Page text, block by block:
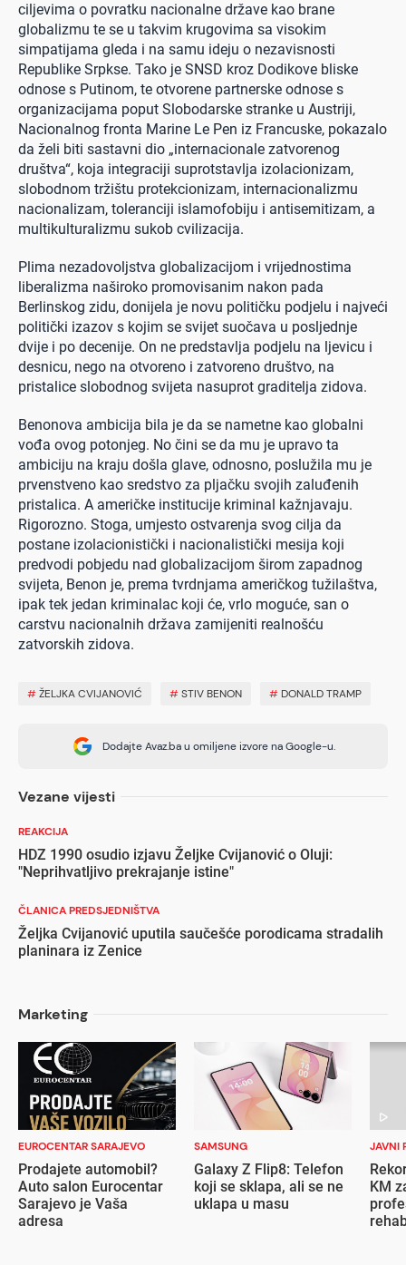
ciljevima o povratku nacionalne države kao brane
globalizmu te se u takvim krugovima sa visokim
simpatijama gleda i na samu ideju o nezavisnosti
Republike Srpkse. Tako je SNSD kroz Dodikove bliske
odnose s Putinom, te otvorene partnerske odnose s
organizacijama poput Slobodarske stranke u Austriji,
Nacionalnog fronta Marine Le Pen iz Francuske, pokazalo
da želi biti sastavni dio „internacionale zatvorenog
društva“, koja integraciji suprotstavlja izolacionizam,
slobodnom tržištu protekcionizam, internacionalizmu
nacionalizam, toleranciji islamofobiju i antisemitizam, a
multikulturalizmu sukob cvilizacija.
Plima nezadovoljstva globalizacijom i vrijednostima
liberalizma naširoko promovisanim nakon pada
Berlinskog zidu, donijela je novu političku podjelu i najveći
politički izazov s kojim se svijet suočava u posljednje
dvije i po decenije. On ne predstavlja podjelu na ljevicu i
desnicu, nego na otvoreno i zatvoreno društvo, na
pristalice slobodnog svijeta nasuprot graditelja zidova.
Benonova ambicija bila je da se nametne kao globalni
vođa ovog potonjeg. No čini se da mu je upravo ta
ambiciju na kraju došla glave, odnosno, poslužila mu je
prvenstveno kao sredstvo za pljačku svojih zaluđenih
pristalica. A američke institucije kriminal kažnjavaju.
Rigorozno. Stoga, umjesto ostvarenja svog cilja da
postane izolacionistički i nacionalistički mesija koji
predvodi pobjedu nad globalizacijom širom zapadnog
svijeta, Benon je, prema tvrdnjama američkog tužilaštva,
ipak tek jedan kriminalac koji će, vrlo moguće, san o
carstvu nacionalnih država zamijeniti realnošću
zatvorskih zidova.
#ŽELJKA CVIJANOVIĆ #STIV BENON # DONALD TRAMP
Dodajte Avaz.ba u omiljene izvore na Google-u.
Vezane vijesti
REAKCIJA
HDZ 1990 osudio izjavu Željke Cvijanović o Oluji:
"Neprihvatljivo prekrajanje istine"
ČLANICA PREDSJEDNIŠTVA
Željka Cvijanović uputila saučešće porodicama stradalih
planinara iz Zenice
Marketing
EUROCENTAR SARAJEVO
Prodajete automobil?
Auto salon Eurocentar
Sarajevo je Vaša
adresa
SAMSUNG
Galaxy Z Flip8: Telefon
koji se sklapa, ali se ne
uklapa u masu
JAVNI
KM